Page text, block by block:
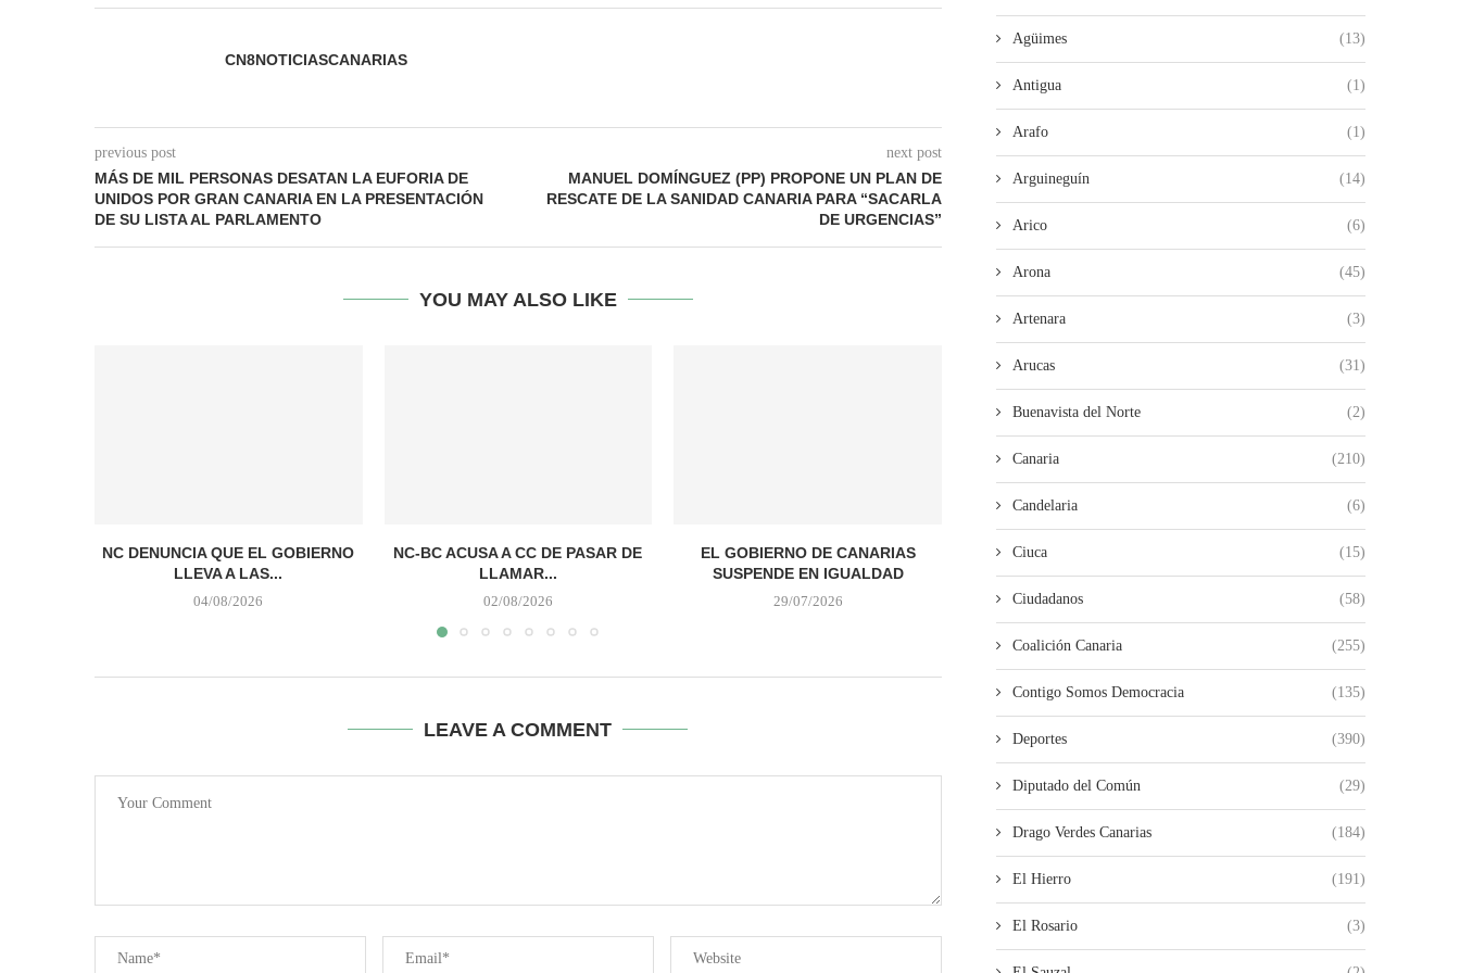
CN8NOTICIASCANARIAS
previous post
MÁS DE MIL PERSONAS DESATAN LA EUFORIA DE
UNIDOS POR GRAN CANARIA EN LA PRESENTACIÓN
DE SU LISTA AL PARLAMENTO
next post
MANUEL DOMÍNGUEZ (PP) PROPONE UN PLAN DE
RESCATE DE LA SANIDAD CANARIA PARA “SACARLA
DE URGENCIAS”
YOU MAY ALSO LIKE
NC DENUNCIA QUE EL GOBIERNO
LLEVA A LAS...
04/08/2026
NC-BC ACUSA A CC DE PASAR DE
LLAMAR...
02/08/2026
EL GOBIERNO DE CANARIAS
SUSPENDE EN IGUALDAD
29/07/2026
LA UNIDAD DE LA IZQUIERDA
ARRANCA CON ÉXITO...
28/07/2026
ROMÁN RODRÍGUEZ SIN
SIN FUTURO
26/07/2026
LEAVE A COMMENT
Agüimes (13)
Antigua (1)
Arafo (1)
Arguineguín (14)
Arico (6)
Arona (45)
Artenara (3)
Arucas (31)
Buenavista del Norte (2)
Canaria (210)
Candelaria (6)
Ciuca (15)
Ciudadanos (58)
Coalición Canaria (255)
Contigo Somos Democracia (135)
Deportes (390)
Diputado del Común (29)
Drago Verdes Canarias (184)
El Hierro (191)
El Rosario (3)